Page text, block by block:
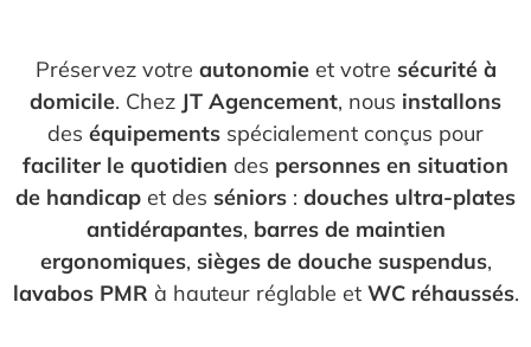
Préservez votre autonomieet votre sécurité à
domicile. Chez JT Agencement, nous installons
des équipements spécialement conçus pour
faciliter le quotidien des personnes en situation
de handicap et des séniors : douches ultra-plates
antidérapantes, barres de maintien
ergonomiques, sièges de douche suspendus,
lavabos PMR à hauteur réglable et WC réhaussés.